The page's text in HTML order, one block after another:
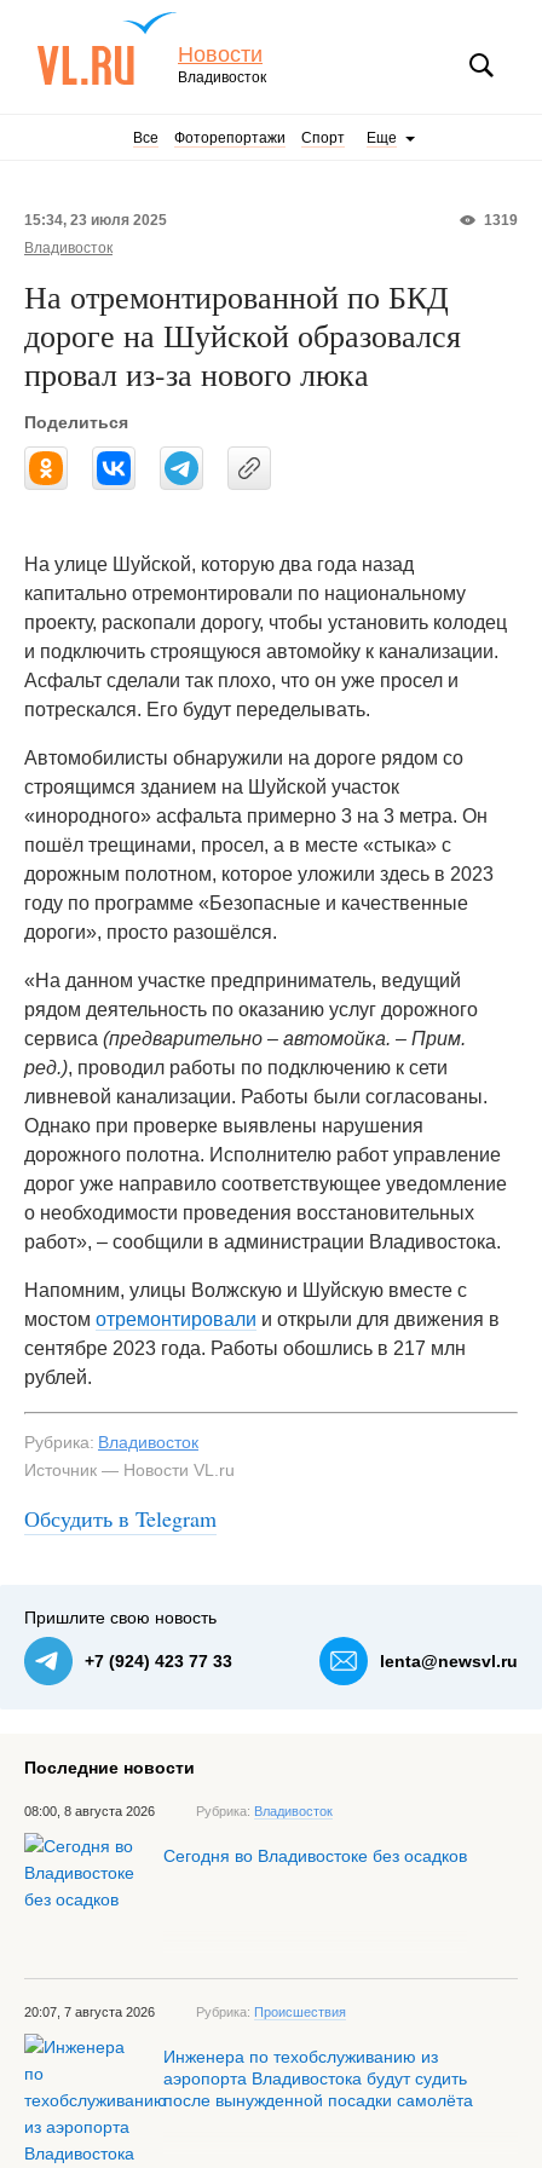
Новости
Владивосток
Все Фоторепортажи Спорт Еще
1319
15:34, 23 июля 2025
Владивосток
На отремонтированной по БКД
дороге на Шуйской образовался
провал из-за нового люка
Поделиться
На улице Шуйской, которую два года назад
капитально отремонтировали по национальному
проекту, раскопали дорогу, чтобы установить колодец
и подключить строящуюся автомойку к канализации.
Асфальт сделали так плохо, что он уже просел и
потрескался. Его будут переделывать.
Автомобилисты обнаружили на дороге рядом со
строящимся зданием на Шуйской участок
«инородного» асфальта примерно 3 на 3 метра. Он
пошёл трещинами, просел, а в месте «стыка» с
дорожным полотном, которое уложили здесь в 2023
году по программе «Безопасные и качественные
дороги», просто разошёлся.
«На данном участке предприниматель, ведущий
рядом деятельность по оказанию услуг дорожного
сервиса (предварительно – автомойка. – Прим.
ред.), проводил работы по подключению к сети
ливневой канализации. Работы были согласованы.
Однако при проверке выявлены нарушения
дорожного полотна. Исполнителю работ управление
дорог уже направило соответствующее уведомление
о необходимости проведения восстановительных
работ», – сообщили в администрации Владивостока.
Напомним, улицы Волжскую и Шуйскую вместе с
мостом отремонтировали и открыли для движения в
сентябре 2023 года. Работы обошлись в 217 млн
рублей.
Рубрика: Владивосток
Источник — Новости VL.ru
Обсудить в Telegram
#3
Пришлите свою новость
+7 (924) 423 77 33 lenta@newsvl.ru
Последние новости
08:00, 8 августа 2026 Рубрика: Владивосток
Сегодня во Владивостоке без осадков
20:07, 7 августа 2026 Рубрика: Происшествия
Инженера по техобслуживанию из
аэропорта Владивостока будут судить
после вынужденной посадки самолёта